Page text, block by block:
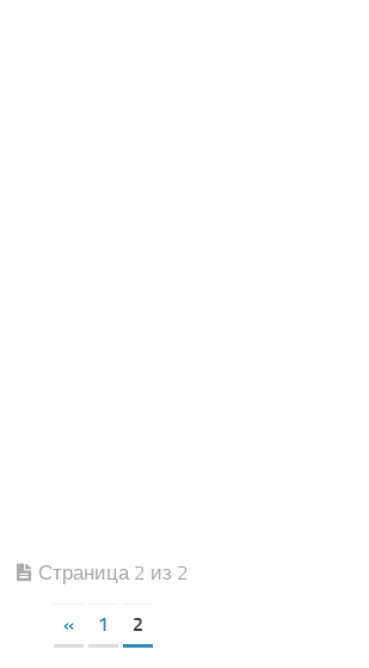
Страница 2 из 2
« 1 2